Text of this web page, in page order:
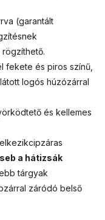
(garantált
fekete és piros színű,
logós húzózárral
és kellemes
cipzáras
a hátizsák
tárgyak
záródó belső